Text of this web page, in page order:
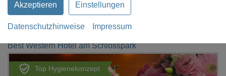
Akzeptieren Einstellungen
Datenschutzhinweise Impressum
Best Western Hotel am Schlosspark
Top Hygienekonzept